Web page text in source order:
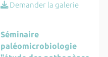
Demander la galerie
Séminaire
paléomicrobiologie